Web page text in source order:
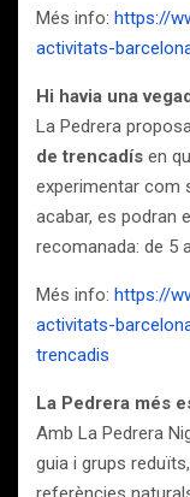
Més info: https://
activitats-
Hi havia una
La Pedrera
de trencadís en
experimentar com
acabar, es podran
recomanada: de 5
Més info: https://
activitats-
trencadis
La Pedrera més
Amb La Pedrera
guia i grups